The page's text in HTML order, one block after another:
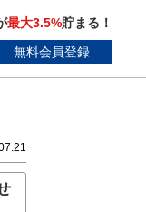
最大3.5%貯まる！
無料会員登録